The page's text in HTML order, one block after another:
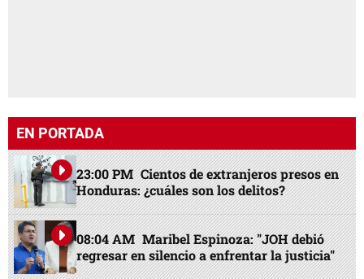
EN PORTADA
23:00 PM Cientos de extranjeros presos en
Honduras: ¿cuáles son los delitos?
08:04 AM Maribel Espinoza: "JOH debió
regresar en silencio a enfrentar la justicia"